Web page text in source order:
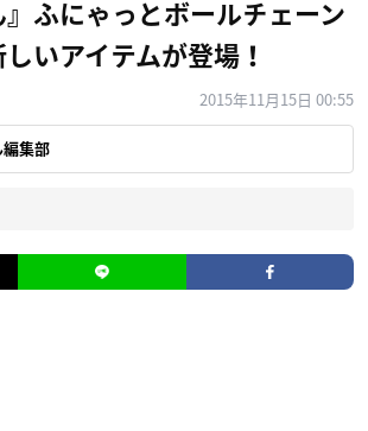
』ふにゃっとボールチェーン
いアイテムが登場！
2015年11月15日 00:55
編集部